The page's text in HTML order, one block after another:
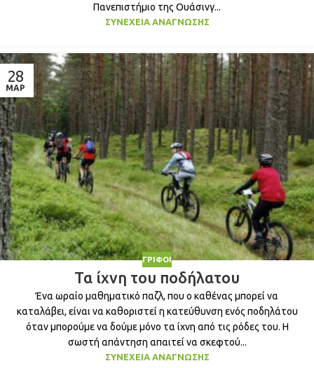
Πανεπιστήμιο της Ουάσινγ...
ΣΥΝΈΧΕΙΑ ΑΝΆΓΝΩΣΗΣ
28
ΜΑΡ
ΓΡΊΦΟΙ
Τα ίχνη του ποδήλατου
Ένα ωραίο μαθηματικό παζλ, που ο καθένας μπορεί να
καταλάβει, είναι να καθοριστεί η κατεύθυνση ενός ποδηλάτου
όταν μπορούμε να δούμε μόνο τα ίχνη από τις ρόδες του. Η
σωστή απάντηση απαιτεί να σκεφτού...
ΣΥΝΈΧΕΙΑ ΑΝΆΓΝΩΣΗΣ